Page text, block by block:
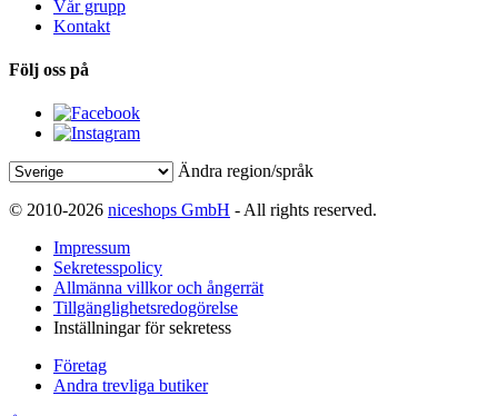
Vår grupp
Kontakt
Följ oss på
Ändra region/språk
© 2010-2026 niceshops GmbH - All rights reserved.
Impressum
Sekretesspolicy
Allmänna villkor och ångerrät
Tillgänglighetsredogörelse
Inställningar för sekretess
Företag
Andra trevliga butiker